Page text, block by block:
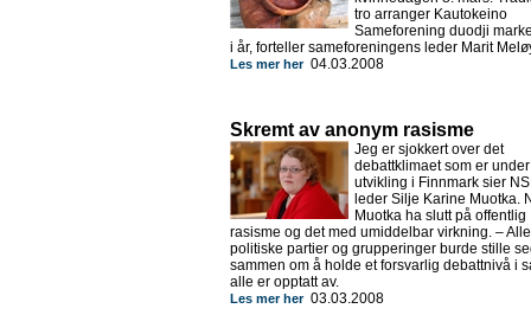
tro arranger Kautokeino
Sameforening duodji
i år, forteller sameforeningens leder Marit
Les mer her04.03.2008
Skremt av anonym rasisme
Jeg er sjokkert over det
debattklimaet som er under
utvikling i Finnmark sier
leder Silje Karine Muotka.
Muotka ha slutt på offentlig
rasisme og det med umiddelbar virkning. – Alle
politiske partier og grupperinger burde stille
sammen om å holde et forsvarlig debattnivå i
alle er opptatt av.
Les mer her03.03.2008